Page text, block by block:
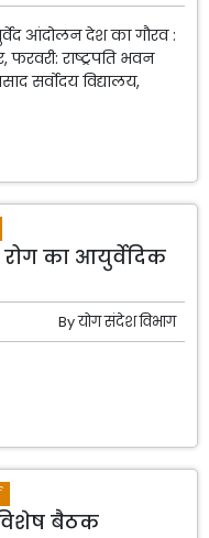
आंदोलन देश का गौरव :
फरवरी: राष्ट्रपति भवन
सर्वोदय विद्यालय,
का आयुर्वेदिक
Byयोग संदेश विभाग
बैठक